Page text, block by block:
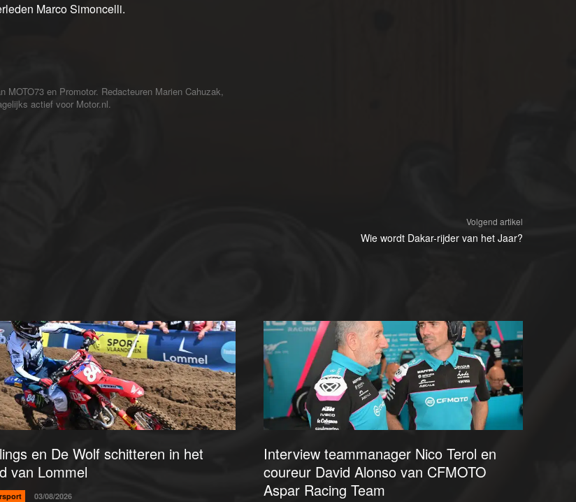
Marco Simoncelli.
en Promotor. Redacteuren Marien Cahuzak,
actief voor Motor.nl.
Volgend artikel
Wie wordt Dakar-rijder van het Jaar?
en De Wolf schitteren in het
van Lommel
03/08/2026
Interview teammanager Nico Terol en
coureur David Alonso van CFMOTO
Aspar Racing Team